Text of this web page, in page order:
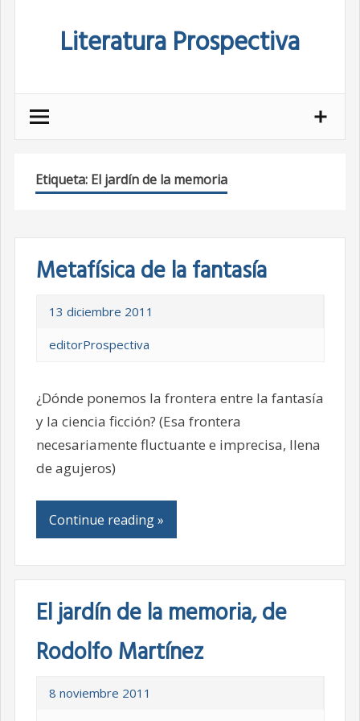
Literatura Prospectiva
Etiqueta: El jardín de la memoria
Metafísica de la fantasía
13 diciembre 2011
editorProspectiva
¿Dónde ponemos la frontera entre la fantasía
y la ciencia ficción? (Esa frontera
necesariamente fluctuante e imprecisa, llena
de agujeros)
Continue reading »
El jardín de la memoria, de
Rodolfo Martínez
8 noviembre 2011